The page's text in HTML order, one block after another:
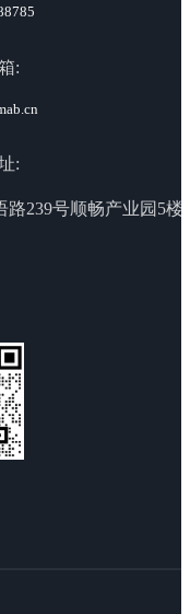
:
:
239号顺畅产业园5楼